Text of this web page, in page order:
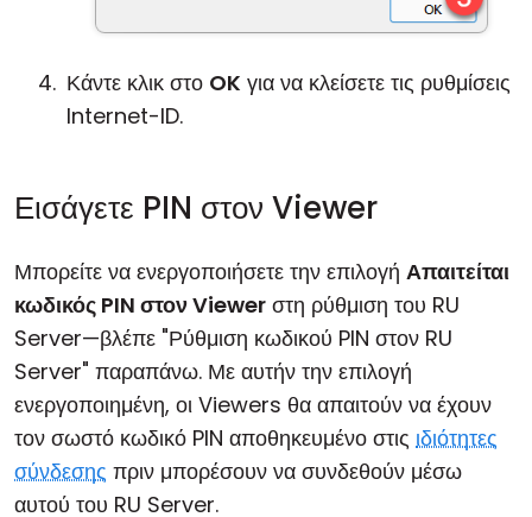
Κάντε κλικ στο OK για να κλείσετε τις ρυθμίσεις
Internet-ID.
Εισάγετε PIN στον Viewer
Μπορείτε να ενεργοποιήσετε την επιλογή Απαιτείται
κωδικός PIN στον Viewer στη ρύθμιση του RU
Server—βλέπε "Ρύθμιση κωδικού PIN στον RU
Server" παραπάνω. Με αυτήν την επιλογή
ενεργοποιημένη, οι Viewers θα απαιτούν να έχουν
τον σωστό κωδικό PIN αποθηκευμένο στις ιδιότητες
σύνδεσης πριν μπορέσουν να συνδεθούν μέσω
αυτού του RU Server.